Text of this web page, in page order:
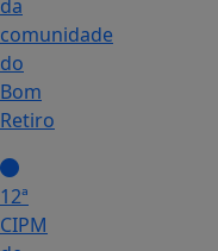
da
comunidade
do
Bom
Retiro
12ª
CIPM